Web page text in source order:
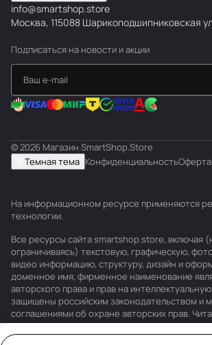
info@smartshop.store
Москва, 115088 Шарикоподшипниковская
Подписаться на новости и акции
© 2026 Магазин SmartShop.Store
Темная тема КонфиденциальностьОферта
На информационном ресурсе применяются
технологии.
Все ресурсы сайта smartshop.store, включая
ограничиваясь) текстовую, графическую,
видео информацию, структуру, дизайн и
доменное имя, фирменное наименование
авторского права и прав на
защищены российским законодательством и
соглашениями об охране авторских прав.